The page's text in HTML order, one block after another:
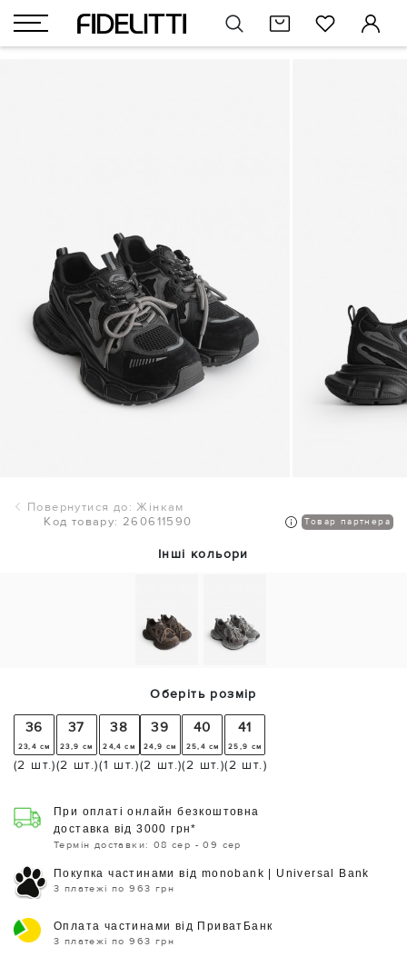
Повернутися до: Жінкам
Код товару: 260611590
Товар партнера
Інші кольори
Оберіть розмір
36
23,4 см
(2 шт.)
37
23,9 см
(2 шт.)
38
24,4 см
(1 шт.)
39
24,9 см
(2 шт.)
40
25,4 см
(2 шт.)
41
25,9 см
(2 шт.)
При оплаті онлайн безкоштовна
доставка від 3000 грн*
Термін доставки: 08 сер - 09 сер
Покупка частинами від monobank | Universal Bank
3 платежі по 963 грн
Оплата частинами від ПриватБанк
3 платежі по 963 грн